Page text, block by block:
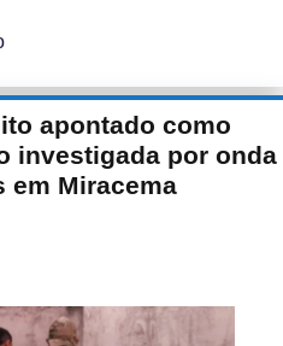
apontado como
investigada por onda
em Miracema